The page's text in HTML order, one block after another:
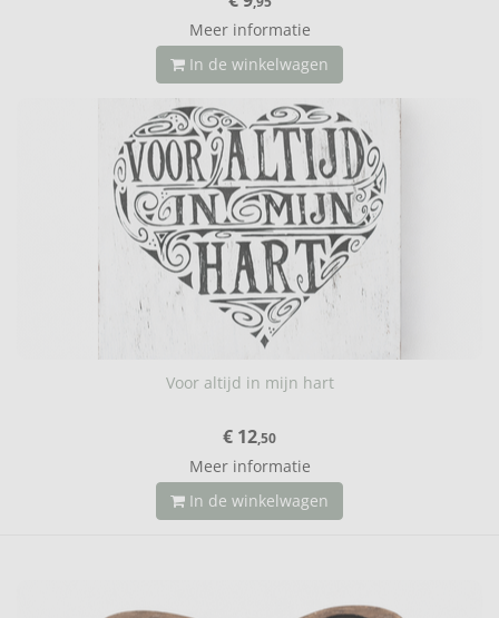
Meer informatie
In de winkelwagen
Voor altijd in mijn hart
€ 12,50
Meer informatie
In de winkelwagen